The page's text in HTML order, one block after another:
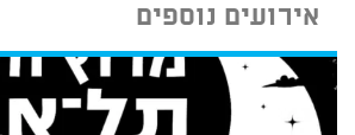
אירועים נוספים